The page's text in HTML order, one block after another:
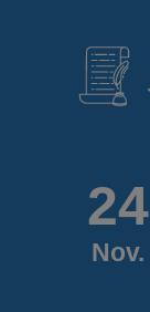
24
Nov.